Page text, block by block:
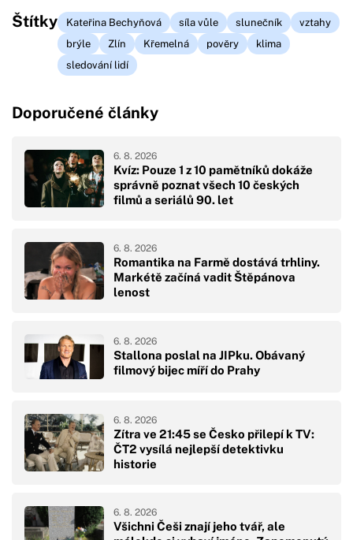
Štítky Kateřina Bechyňová síla vůle slunečník
vztahy
brýle
Zlín Křemelná pověry
klima
sledování lidí
Doporučené články
Kvíz: Pouze 1 z 10 pamětníků dokáže
správně poznat všech 10 českých
filmů a seriálů 90. let
6. 8. 2026
Romantika na Farmě dostává trhliny.
Markétě začíná vadit Štěpánova
lenost
6. 8. 2026
Stallona poslal na JIPku. Obávaný
filmový bijec míří do Prahy
6. 8. 2026
Zítra ve 21:45 se Česko přilepí k TV:
ČT2 vysílá nejlepší detektivku
historie
6. 8. 2026
Všichni Češi znají jeho tvář, ale
6. 8. 2026